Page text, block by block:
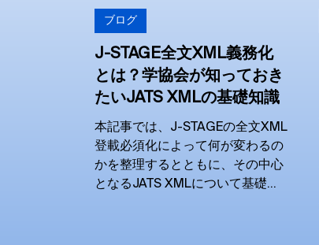
J-STAGE全文XML義務化
とは？学協会が知っておき
たいJATS XMLの基礎知識
本記事では、J-STAGEの全文XML
登載必須化によって何が変わるの
かを整理するとともに、その中心
となるJATS XMLについて基礎か
ブログ